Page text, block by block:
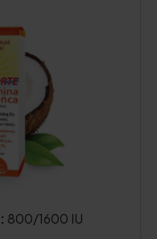
: 800/1600 IU